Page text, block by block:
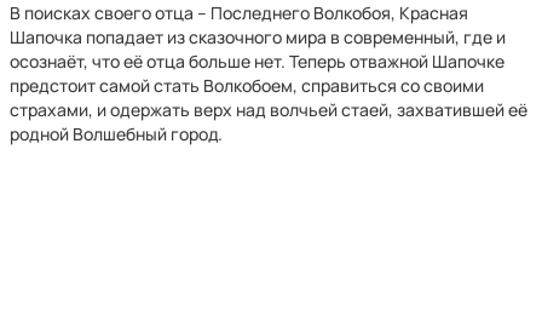
В поисках своего отца – Последнего Волкобоя, Красная
Шапочка попадает из сказочного мира в современный, где и
осознаёт, что её отца больше нет. Теперь отважной Шапочке
предстоит самой стать Волкобоем, справиться со своими
страхами, и одержать верх над волчьей стаей, захватившей её
родной Волшебный город.